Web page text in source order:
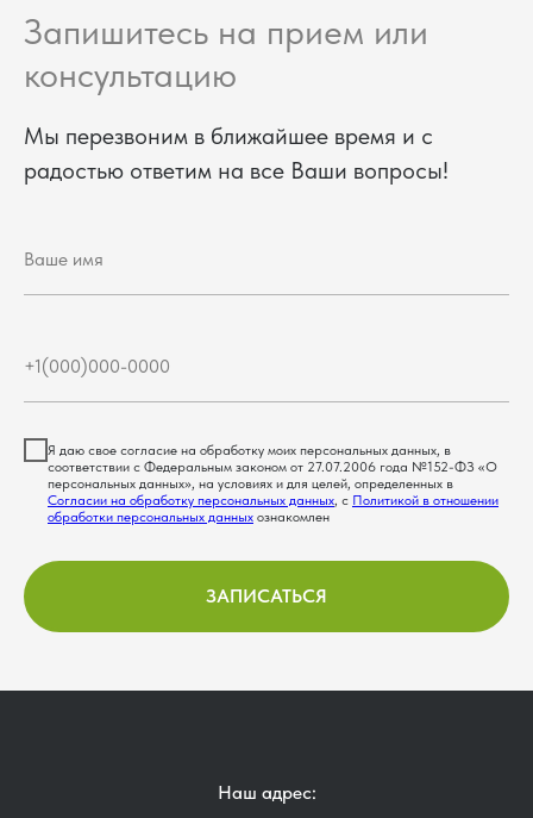
Запишитесь на прием или
консультацию
Мы перезвоним в ближайшее время и с
радостью ответим на все Ваши вопросы!
Я даю свое согласие на обработку моих персональных данных, в
соответствии с Федеральным законом от 27.07.2006 года №152-ФЗ «О
персональных данных», на условиях и для целей, определенных в
Согласии на обработку персональных данных, с Политикой в отношении
обработки персональных данных ознакомлен
ЗАПИСАТЬСЯ
Наш адрес: